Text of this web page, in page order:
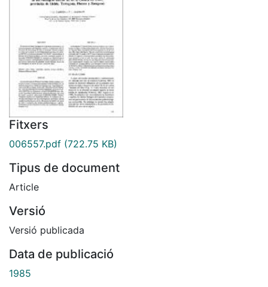
Fitxers
006557.pdf (722.75 KB)
Tipus de document
Article
Versió
Versió publicada
Data de publicació
1985